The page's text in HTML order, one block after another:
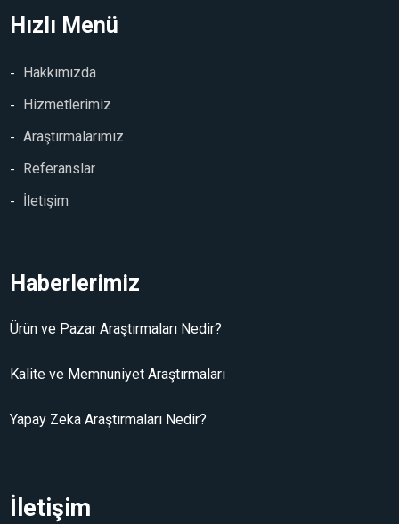
Hızlı Menü
Hakkımızda
Hizmetlerimiz
Araştırmalarımız
Referanslar
İletişim
Haberlerimiz
Ürün ve Pazar Araştırmaları Nedir?
Kalite ve Memnuniyet Araştırmaları
Yapay Zeka Araştırmaları Nedir?
İletişim